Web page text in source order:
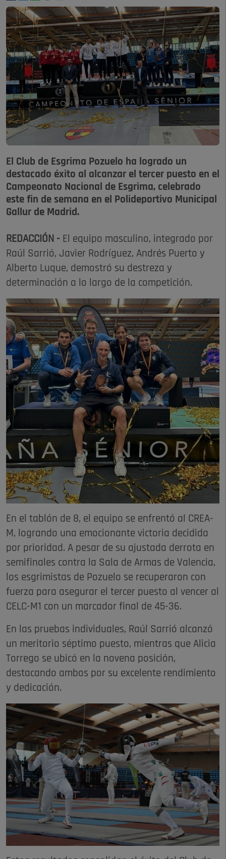
El Club de Esgrima Pozuelo ha logrado un
destacado éxito al alcanzar el tercer puesto en el
Campeonato Nacional de Esgrima, celebrado
este fin de semana en el Polideportivo Municipal
Gallur de Madrid.
REDACCIÓN - El equipo masculino, integrado por
Raúl Sarrió, Javier Rodríguez, Andrés Puerto y
Alberto Luque, demostró su destreza y
determinación a lo largo de la competición.
En el tablón de 8, el equipo se enfrentó al CREA-
M, logrando una emocionante victoria decidida
por prioridad. A pesar de su ajustada derrota en
semifinales contra la Sala de Armas de Valencia,
los esgrimistas de Pozuelo se recuperaron con
fuerza para asegurar el tercer puesto al vencer al
CELC-M1 con un marcador final de 45-36.
En las pruebas individuales, Raúl Sarrió alcanzó
un meritorio séptimo puesto, mientras que Alicia
Torrego se ubicó en la novena posición,
destacando ambos por su excelente rendimiento
y dedicación.